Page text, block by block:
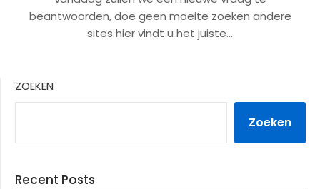
beantwoorden, doe geen moeite zoeken andere
sites hier vindt u het juiste…
ZOEKEN
Zoeken
Recent Posts